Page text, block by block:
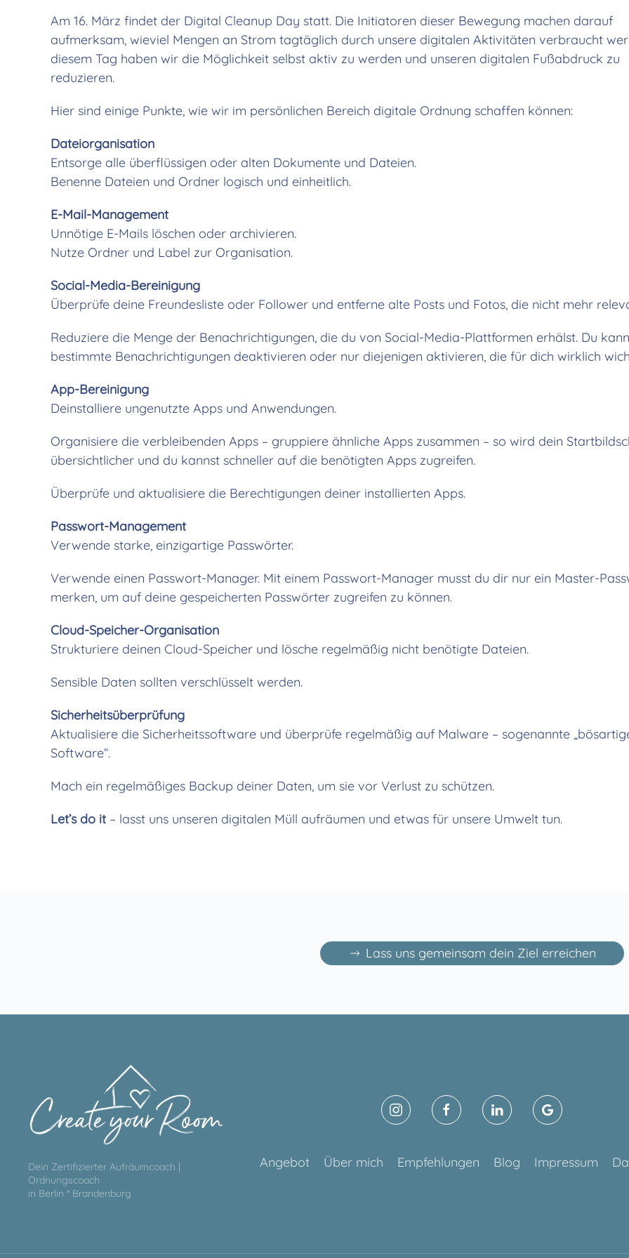
Am 16. März findet der Digital Cleanup Day statt. Die Initiatoren dieser Bewegung machen darauf
aufmerksam, wieviel Mengen an Strom tagtäglich durch unsere digitalen Aktivitäten verbraucht
diesem Tag haben wir die Möglichkeit selbst aktiv zu werden und unseren digitalen Fußabdruck zu
reduzieren.
Hier sind einige Punkte, wie wir im persönlichen Bereich digitale Ordnung schaffen können:
Dateiorganisation
Entsorge alle überflüssigen oder alten Dokumente und Dateien.
Benenne Dateien und Ordner logisch und einheitlich.
E-Mail-Management
Unnötige E-Mails löschen oder archivieren.
Nutze Ordner und Label zur Organisation.
Social-Media-Bereinigung
Überprüfe deine Freundesliste oder Follower und entferne alte Posts und Fotos, die nicht mehr
Reduziere die Menge der Benachrichtigungen, die du von Social-Media-Plattformen erhälst. Du
bestimmte Benachrichtigungen deaktivieren oder nur diejenigen aktivieren, die für dich wirklich
App-Bereinigung
Deinstalliere ungenutzte Apps und Anwendungen.
Organisiere die verbleibenden Apps – gruppiere ähnliche Apps zusammen – so wird dein
übersichtlicher und du kannst schneller auf die benötigten Apps zugreifen.
Überprüfe und aktualisiere die Berechtigungen deiner installierten Apps.
Passwort-Management
Verwende starke, einzigartige Passwörter.
Verwende einen Passwort-Manager. Mit einem Passwort-Manager musst du dir nur ein Master-
merken, um auf deine gespeicherten Passwörter zugreifen zu können.
Cloud-Speicher-Organisation
Strukturiere deinen Cloud-Speicher und lösche regelmäßig nicht benötigte Dateien.
Sensible Daten sollten verschlüsselt werden.
Sicherheitsüberprüfung
Aktualisiere die Sicherheitssoftware und überprüfe regelmäßig auf Malware – sogenannte
Software“.
Mach ein regelmäßiges Backup deiner Daten, um sie vor Verlust zu schützen.
Let’s do it– lasst uns unseren digitalen Müll aufräumen und etwas für unsere Umwelt tun.
Lass uns gemeinsam dein Ziel erreichen
Dein Zertifizierter Aufräumcoach |
Ordnungscoach
in Berlin * Brandenburg
Angebot Über mich Empfehlungen Blog Impressum